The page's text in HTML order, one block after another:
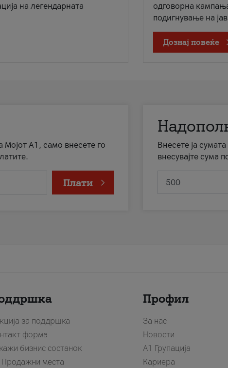
на легендарната
одговорна
подигнување на
Дознај повеќе
Мојот А1, само внесете го
Плати
Внесете ја
внесувајте сума
за поддршка
форма
бизнис состанок
Продажни места
Профил
За нас
Новости
А1 Групација
Кариера